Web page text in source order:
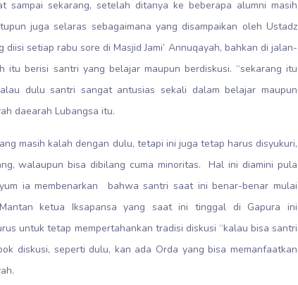
sampai sekarang, setelah ditanya ke beberapa alumni masih
juga selaras sebagaimana yang disampaikan oleh Ustadz
setiap rabu sore di Masjid Jami’ Annuqayah, bahkan di jalan-
itu berisi santri yang belajar maupun berdiskusi. “sekarang itu
dulu santri sangat antusias sekali dalam belajar maupun
daearah Lubangsa itu.
masih kalah dengan dulu, tetapi ini juga tetap harus disyukuri,
walaupun bisa dibilang cuma minoritas. Hal ini diamini pula
ia membenarkan bahwa santri saat ini benar-benar mulai
ketua Iksapansa yang saat ini tinggal di Gapura ini
untuk tetap mempertahankan tradisi diskusi “kalau bisa santri
diskusi, seperti dulu, kan ada Orda yang bisa memanfaatkan